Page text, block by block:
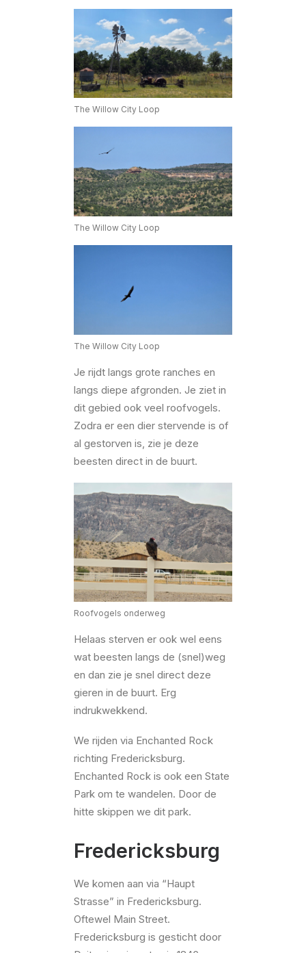
The Willow City Loop
The Willow City Loop
The Willow City Loop
Je rijdt langs grote ranches en
langs diepe afgronden. Je ziet in
dit gebied ook veel roofvogels.
Zodra er een dier stervende is of
al gestorven is, zie je deze
beesten direct in de buurt.
Roofvogels onderweg
Helaas sterven er ook wel eens
wat beesten langs de (snel)weg
en dan zie je snel direct deze
gieren in de buurt. Erg
indrukwekkend.
We rijden via Enchanted Rock
richting Fredericksburg.
Enchanted Rock is ook een State
Park om te wandelen. Door de
hitte skippen we dit park.
Fredericksburg
We komen aan via “Haupt
Strasse” in Fredericksburg.
Oftewel Main Street.
Fredericksburg is gesticht door